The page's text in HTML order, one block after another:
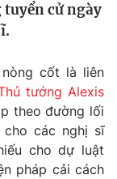
tuyển cử ngày
cốt là liên
tướng Alexis
theo đường lối
cho các nghị sĩ
cho dự luật
pháp cải cách